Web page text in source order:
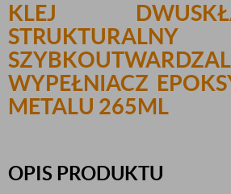
KLEJ
STRUKTURALNY
WYPEŁNIACZ
METALU 265ML
OPIS PRODUKTU